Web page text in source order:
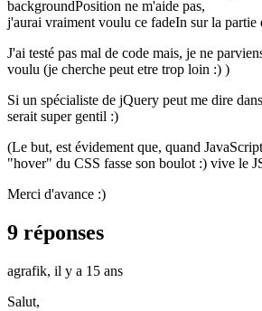
backgroundPosition ne m'aide pas,
j'aurai vraiment voulu ce fadeIn sur la partie
J'ai testé pas mal de code mais, je ne
voulu (je cherche peut etre trop loin :) )
Si un spécialiste de jQuery peut me dire
serait super gentil :)
(Le but, est évidement que, quand
"hover" du CSS fasse son boulot :) vive le
Merci d'avance :)
9 réponses
agrafik, il y a 15 ans
Salut,